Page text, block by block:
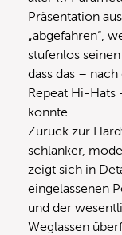
Präsentation
„abgefahren“,
stufenlos
dass das –
Repeat Hi-Hats
könnte.
Zurück zur
schlanker,
zeigt sich in
eingelassenen
und der
Weglassen